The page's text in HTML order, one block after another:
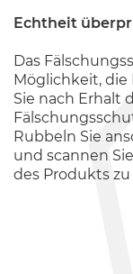
Echtheit
Das
Möglichkeit,
Sie nach Erhalt
Rubbeln Sie
und scannen
des Produkts